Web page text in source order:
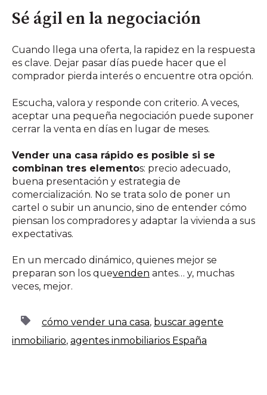
Sé ágil en la negociación
Cuando llega una oferta, la rapidez en la respuesta
es clave. Dejar pasar días puede hacer que el
comprador pierda interés o encuentre otra opción.
Escucha, valora y responde con criterio. A veces,
aceptar una pequeña negociación puede suponer
cerrar la venta en días en lugar de meses.
Vender una casa rápido es posible si se
combinan tres elementos: precio adecuado,
buena presentación y estrategia de
comercialización. No se trata solo de poner un
cartel o subir un anuncio, sino de entender cómo
piensan los compradores y adaptar la vivienda a sus
expectativas.
En un mercado dinámico, quienes mejor se
preparan son los quevenden antes… y, muchas
veces, mejor.
cómo vender una casa, buscar agente
inmobiliario, agentes inmobiliarios España